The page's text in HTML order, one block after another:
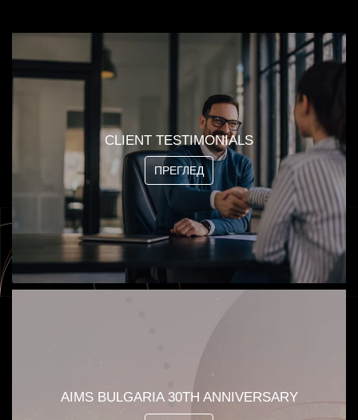
CLIENT TESTIMONIALS
ПРЕГЛЕД
AIMS BULGARIA 30TH ANNIVERSARY